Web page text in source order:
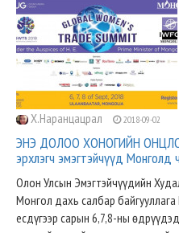
Х.Наранцацрал 2018-09-02
ЭНЭ ДОЛОО ХОНОГИЙН
эрхлэгч эмэгтэйчүүд Монголд
Олон Улсын Эмэгтэйчүүдийн
Монгол дахь салбар
есдүгээр сарын 6,7,8-ны